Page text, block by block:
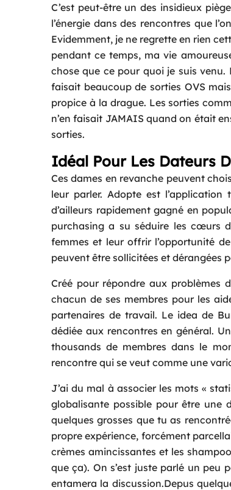
C’est peut-être un des insidieux
l’énergie dans des rencontres que
Evidemment, je ne regrette en rien
pendant ce temps, ma vie
chose que ce pour quoi je suis venu.
faisait beaucoup de sorties OVS
propice à la drague. Les sorties
n’en faisait JAMAIS quand on était
sorties.
Idéal Pour Les Dateurs
Ces dames en revanche peuvent
leur parler. Adopte est
d’ailleurs rapidement gagné en
purchasing a su séduire les cœurs
femmes et leur offrir l’opportunité
peuvent être sollicitées et dérangées
Créé pour répondre aux problèmes
chacun de ses membres pour les
partenaires de travail. Le idea de
dédiée aux rencontres en général.
thousands de membres dans le
rencontre qui se veut comme une
J’ai du mal à associer les mots «
globalisante possible pour être une
quelques grosses que tu as
propre expérience, forcément
crèmes amincissantes et les
que ça). On s’est juste parlé un peu
entamera la discussion.Depus